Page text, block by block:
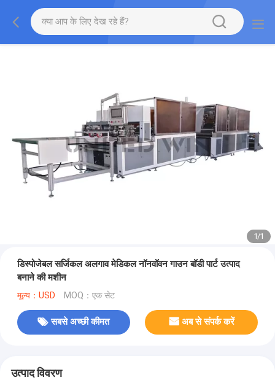
1/1
डिस्पोजेबल सर्जिकल अलगाव मेडिकल नॉनवॉवन गाउन बॉडी पार्ट उत्पाद
बनाने की मशीन
मूल्य：USD MOQ：एक सेट
सबसे अच्छी कीमत अब से संपर्क करें
उत्पाद विवरण